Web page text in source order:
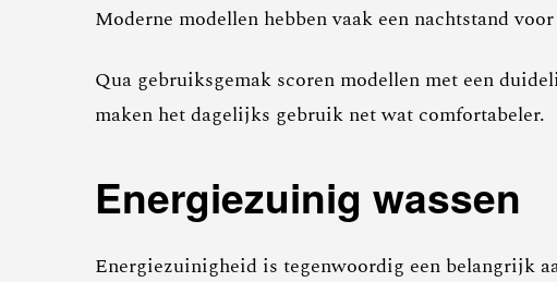
Moderne modellen hebben vaak een nachtstand
Qua gebruiksgemak scoren modellen met een
maken het dagelijks gebruik net wat comfortabeler.
Energiezuinig wassen
Energiezuinigheid is tegenwoordig een belangrijk